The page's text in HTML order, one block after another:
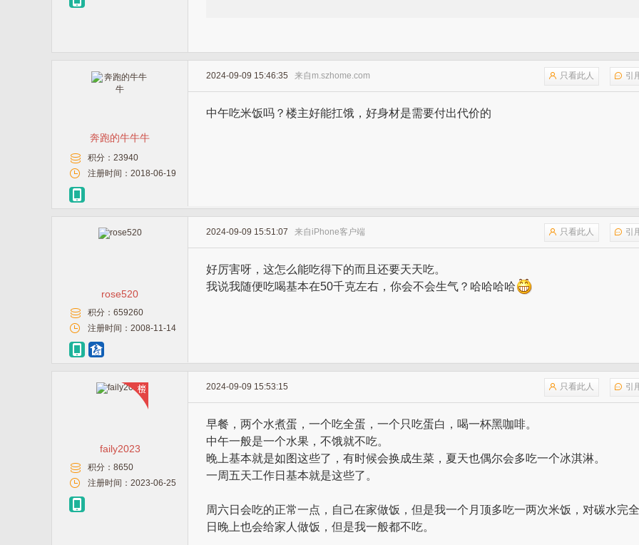
奔跑的牛牛牛
积分： 23940
注册时间： 2018-06-19
只看此人 引
2024-09-09 15:46:35 来自 m.szhome.com
中午吃米饭吗？楼主好能扛饿，好身材是需要付出代价的
rose520
积分： 659260
注册时间： 2008-11-14
只看此人 引
2024-09-09 15:51:07 来自 iPhone客户端
好厉害呀，这怎么能吃得下的而且还要天天吃。
我说我随便吃喝基本在50千克左右，你会不会生气？哈哈哈哈
faily2023
积分： 8650
注册时间： 2023-06-25
只看此人 引
2024-09-09 15:53:15
早餐，两个水煮蛋，一个吃全蛋，一个只吃蛋白，喝一杯黑咖啡。
中午一般是一个水果，不饿就不吃。
晚上基本就是如图这些了，有时候会换成生菜，夏天也偶尔会多吃一个冰淇淋。
一周五天工作日基本就是这些了。
周六日会吃的正常一点，自己在家做饭，但是我一个月顶多吃一两次米饭，对碳水完
日晚上也会给家人做饭，但是我一般都不吃。